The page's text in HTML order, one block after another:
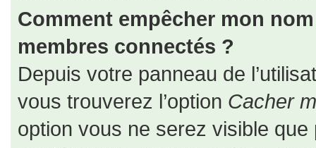
Comment empêcher mon
membres connectés ?
Depuis votre panneau de
vous trouverez l’option Cacher
option vous ne serez visible